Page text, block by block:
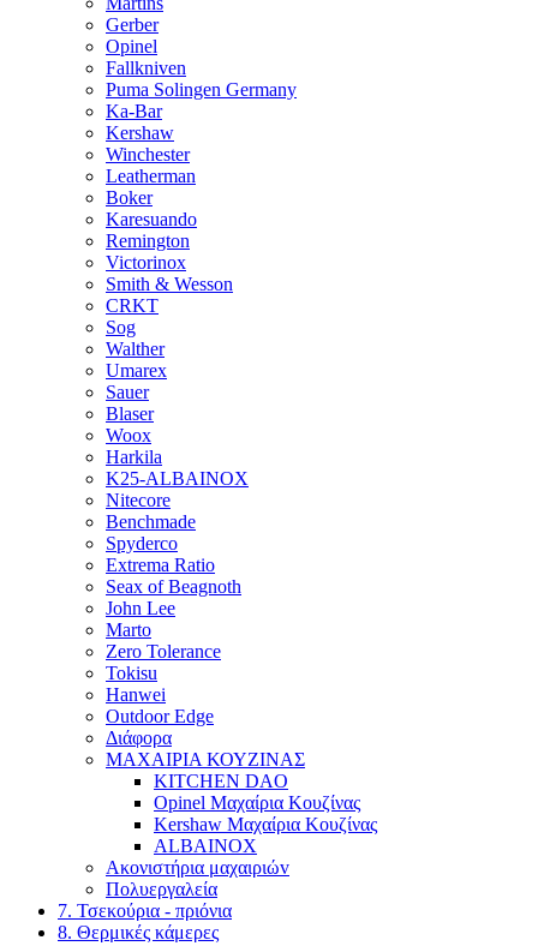
Gerber
Opinel
Fallkniven
Puma Solingen Germany
Ka-Bar
Kershaw
Winchester
Leatherman
Boker
Karesuando
Remington
Victorinox
Smith & Wesson
CRKT
Sog
Walther
Umarex
Sauer
Blaser
Woox
Harkila
K25-ALBAINOX
Nitecore
Benchmade
Spyderco
Extrema Ratio
Seax of Beagnoth
John Lee
Marto
Zero Tolerance
Tokisu
Hanwei
Outdoor Edge
Διάφορα
ΜΑΧΑΙΡΙΑ ΚΟΥΖΙΝΑΣ
KITCHEN DAO
Opinel Μαχαίρια Κουζίνας
Kershaw Μαχαίρια Κουζίνας
ALBAINOX
Ακονιστήρια μαχαιριώv
Πολυεργαλεία
7. Τσεκούρια - πριόνια
8. Θερμικές κάμερες